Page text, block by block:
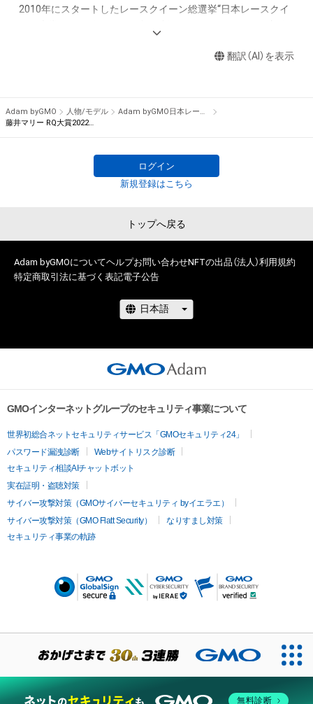
ル、リバースエンジニアリングを含みますが、これに限定されま
・本アイテムに関する創作物の利用については、公序良俗や法令
に反する利用またはその恐れのある利用など、作成者が不適切
2010年にスタートしたレースクイーン総選挙“日本レースクイ
を冠に迎え実施いたします。
リを獲得し、レースクイーン大賞初となる新人部門とレースク
イーン大賞の同一年グランプリ獲得を果たしました。2022年は
ノミネート50名の中からどのレースクイーンが栄冠を掴むので
50ユニットをノミネートしました。
11月5，6日にモビリティリゾートもてぎで開催されるスー
パーGT第8戦で先行特別投票を実施。そして、11月16日よりフ
行い、上位20名がファイナルステージに進出します。
ロン2023のメインステージで開催するAdam byGMO日本レー
スクイーン大賞表彰式で行います。
サーキットで輝く今年の人気No.1レースクイーンはどのレー
スクイーンが選ばれるのか？　アナタの1票をお待ちしていま
す！
翻訳（AI）を表示
Adam byGMO 人物/モデル
Adam byGMO日本レースクイーン大賞2022
藤井マリー RQ大賞2022オリジナルNFTトレカ
ログイン
新規登録はこちら
トップへ戻る
Adam byGMOについてヘルプお問い合わせNFTの出品（法人）利用規約
特定商取引法に基づく表記電子公告
GMOインターネットグループのセキュリティ事業について
世界初総合ネットセキュリティサービス「GMOセキュリティ24」
パスワード漏洩診断
Webサイトリスク診断
セキュリティ相談AIチャットボット
実在証明・盗聴対策
サイバー攻撃対策（GMOサイバーセキュリティ byイエラエ）
サイバー攻撃対策（GMO Flatt Security）
なりすまし対策
セキュリティ事業の軌跡
無料診断